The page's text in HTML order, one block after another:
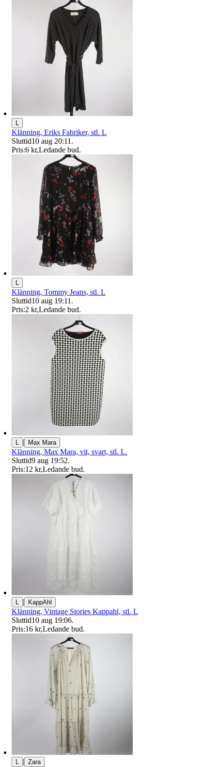
L
Klänning, Eriks Fabriker, stl. L
Sluttid10 aug 20:11 .
Pris:6 kr,Ledande bud.
L
Klänning, Tommy Jeans, stl. L
Sluttid10 aug 19:11 .
Pris:2 kr,Ledande bud.
L | Max Mara
Klänning, Max Mara, vit, svart, stl. L.
Sluttid9 aug 19:52.
Pris:12 kr,Ledande bud.
L | KappAhl
Klänning, Vintage Stories Kappahl, stl. L
Sluttid10 aug 19:06.
Pris:16 kr,Ledande bud.
L | Zara